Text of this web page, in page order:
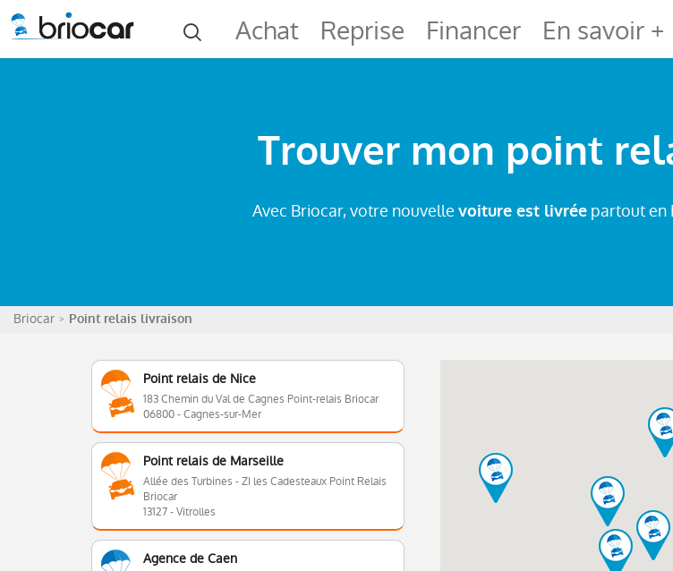
Achat Reprise Financer En savoir +
Trouver mon point
Avec Briocar, votre nouvelle voiture est livréepartout en
Briocar Point relais livraison
Point relais de Nice
183 Chemin du Val de Cagnes Point-relais Briocar
06800 - Cagnes-sur-Mer
Point relais de Marseille
Allée des Turbines - ZI les Cadesteaux Point Relais
Briocar
13127 - Vitrolles
Agence de Caen